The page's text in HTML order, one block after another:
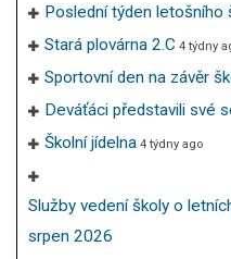
Poslední týden letošního
Stará plovárna 2.C 4 týdny
Sportovní den na závěr
Deváťáci představili své
Školní jídelna 4 týdny ago
Služby vedení školy o
srpen 2026